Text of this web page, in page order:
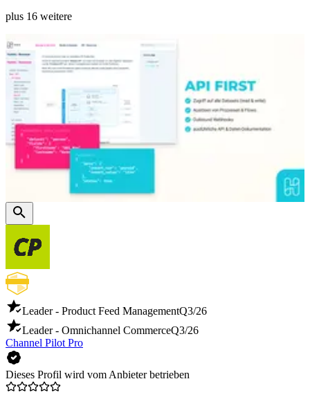
plus 16 weitere
Leader - Product Feed ManagementQ3/26
Leader - Omnichannel CommerceQ3/26
Channel Pilot Pro
Dieses Profil wird vom Anbieter betrieben